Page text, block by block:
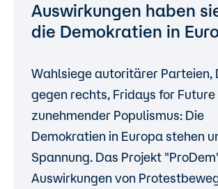
Auswirkungen haben
die Demokratien in
Wahlsiege autoritärer Parteien,
gegen rechts, Fridays for Future
zunehmender Populismus: Die
Demokratien in Europa stehen
Spannung. Das Projekt
Auswirkungen von